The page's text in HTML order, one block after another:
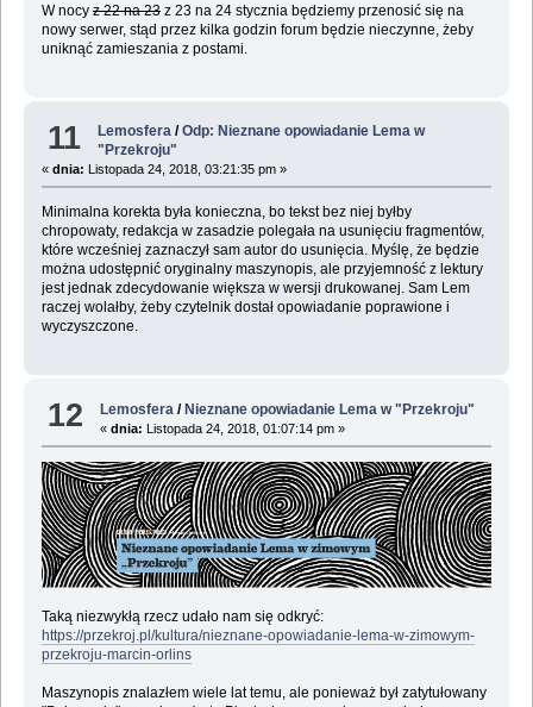
W nocy z 22 na 23z 23 na 24 stycznia będziemy przenosić się na
nowy serwer, stąd przez kilka godzin forum będzie nieczynne, żeby
uniknąć zamieszania z postami.
11 Lemosfera /Odp: Nieznane opowiadanie Lema w
"Przekroju"
« dnia: Listopada 24, 2018, 03:21:35 pm »
Minimalna korekta była konieczna, bo tekst bez niej byłby
chropowaty, redakcja w zasadzie polegała na usunięciu fragmentów,
które wcześniej zaznaczył sam autor do usunięcia. Myślę, że będzie
można udostępnić oryginalny maszynopis, ale przyjemność z lektury
jest jednak zdecydowanie większa w wersji drukowanej. Sam Lem
raczej wolałby, żeby czytelnik dostał opowiadanie poprawione i
wyczyszczone.
12 Lemosfera /Nieznane opowiadanie Lema w "Przekroju"
«dnia: Listopada 24, 2018, 01:07:14 pm »
Taką niezwykłą rzecz udało nam się odkryć:
https://przekroj.pl/kultura/nieznane-opowiadanie-lema-w-zimowym-
przekroju-marcin-orlins
Maszynopis znalazłem wiele lat temu, ale ponieważ był zatytułowany